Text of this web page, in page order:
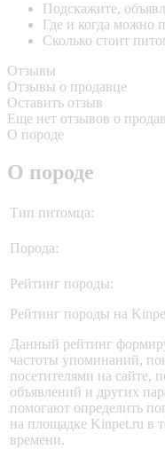
Подскажите,
Где и когда можно
Сколько стоит
Отзывы
Отзывы о продавце
Оставить отзыв
Еще нет отзывов о
О породе
О породе
Тип питомца:
Порода:
Рейтинг породы:
Рейтинг породы на
Данный рейтинг
частоты упоминаний,
посетителями на сайте,
объявлений и других
помогают определить
на площадке Kinpet.ru в
времени.